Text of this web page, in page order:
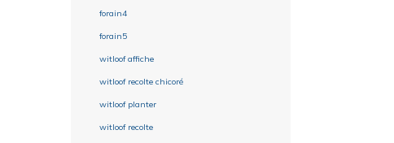
forain4
forain5
witloof affiche
witloof recolte chicoré
witloof planter
witloof recolte